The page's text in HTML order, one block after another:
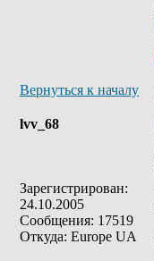
Вернуться к началу
lvv_68
Зарегистрирован:
24.10.2005
Сообщения: 17519
Откуда: Europe UA